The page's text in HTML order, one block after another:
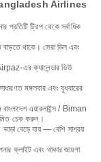
Bangladesh Airlines
ট্রিপ থেকে সর্বাধিক
থাকে। সেরা ডিল এবং
এর ক্যালেন্ডার ভিউ
মঙ্গলবার এবং বুধবারের
এয়ারলাইন্স / Biman
চেক করুন।
বেড়ে যায় — বেশি সাশ্রয়
ফ্লাইট এবং থাকার জায়গা